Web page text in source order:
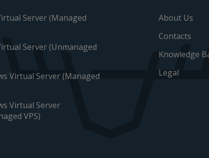
Server (Managed
Server (Unmanaged
Virtual Server (Managed
Virtual Server
VPS)
About Us
Contacts
Knowledge
Legal